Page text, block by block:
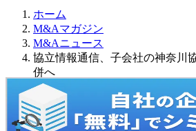
ホーム
M&Aマガジン
M&Aニュース
協立情報通信、子会社の神奈川
併へ